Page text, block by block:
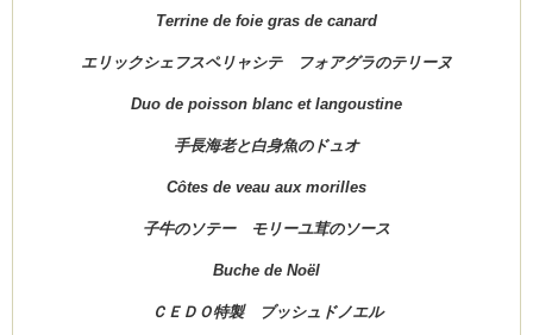
Terrine de foie gras de canard
エリックシェフスペリャシテ フォアグラのテリーヌ
Duo de poisson blanc et langoustine
手長海老と白身魚のドュオ
Côtes de veau aux morilles
子牛のソテー モリーユ茸のソース
Buche de Noël
ＣＥＤＯ特製 ブッシュドノエル